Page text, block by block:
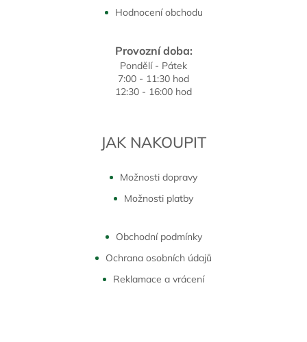
Hodnocení obchodu
Provozní doba:
Pondělí - Pátek
7:00 - 11:30 hod
12:30 - 16:00 hod
JAK NAKOUPIT
Možnosti dopravy
Možnosti platby
Obchodní podmínky
Ochrana osobních údajů
Reklamace a vrácení